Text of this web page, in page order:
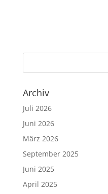
Archiv
Juli 2026
Juni 2026
März 2026
September 2025
Juni 2025
April 2025